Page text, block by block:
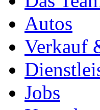
Autos
Verkauf
Jobs